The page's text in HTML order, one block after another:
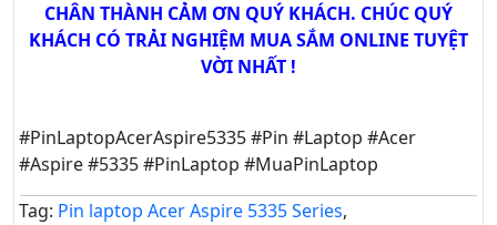
CHÂN THÀNH CẢM ƠN QUÝ KHÁCH. CHÚC QUÝ
KHÁCH CÓ TRẢI NGHIỆM MUA SẮM ONLINE TUYỆT
VỜI NHẤT !
#PinLaptopAcerAspire5335 #Pin #Laptop #Acer
#Aspire #5335 #PinLaptop #MuaPinLaptop
Tag: Pin laptop Acer Aspire 5335 Series,